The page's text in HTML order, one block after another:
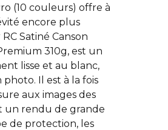
(10 couleurs) offre à
encore plus
Satiné Canson
310g, est un
lisse et au blanc,
photo. Il est à la fois
aux images des
un rendu de grande
de protection, les